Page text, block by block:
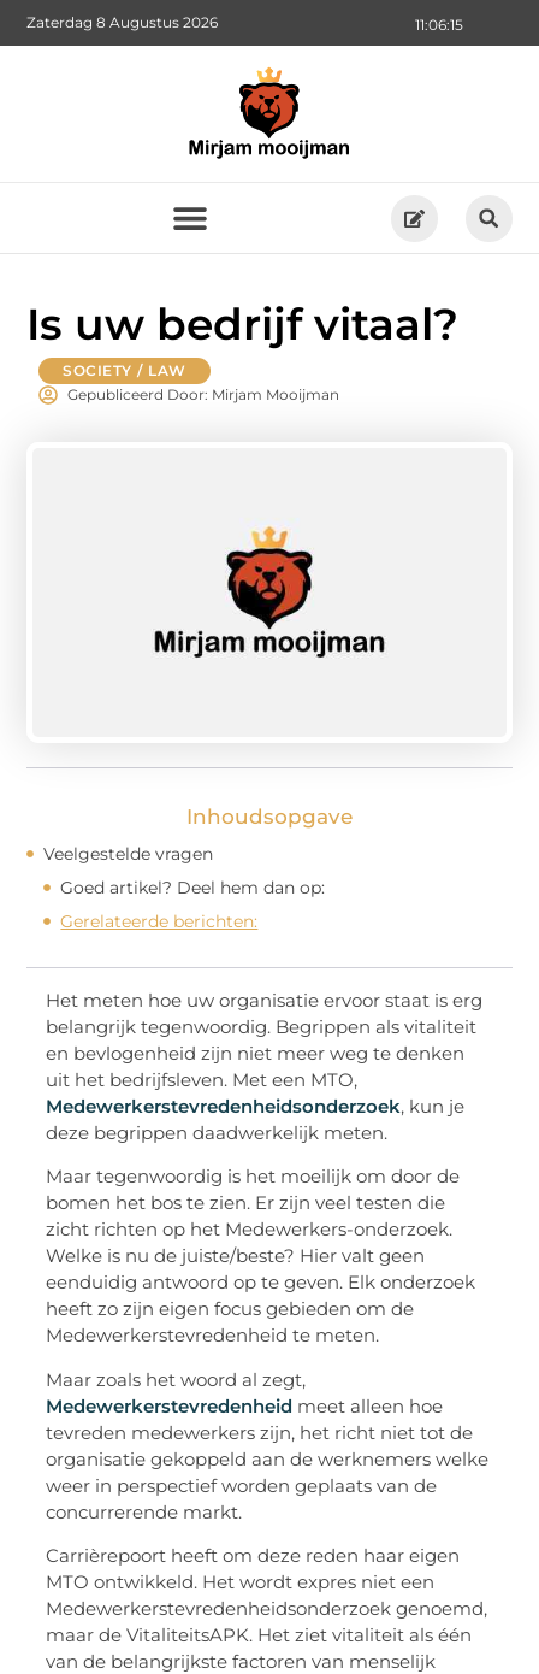
11:06:16
Zaterdag 8 Augustus 2026
Is uw bedrijf vitaal?
SOCIETY / LAW
Gepubliceerd Door: Mirjam Mooijman
Inhoudsopgave
Veelgestelde vragen
Goed artikel? Deel hem dan op:
Gerelateerde berichten:
Het meten hoe uw organisatie ervoor staat is erg
belangrijk tegenwoordig. Begrippen als vitaliteit
en bevlogenheid zijn niet meer weg te denken
uit het bedrijfsleven. Met een MTO,
Medewerkerstevredenheidsonderzoek, kun je
deze begrippen daadwerkelijk meten.
Maar tegenwoordig is het moeilijk om door de
bomen het bos te zien. Er zijn veel testen die
zicht richten op het Medewerkers-onderzoek.
Welke is nu de juiste/beste? Hier valt geen
eenduidig antwoord op te geven. Elk onderzoek
heeft zo zijn eigen focus gebieden om de
Medewerkerstevredenheid te meten.
Maar zoals het woord al zegt,
Medewerkerstevredenheid meet alleen hoe
tevreden medewerkers zijn, het richt niet tot de
organisatie gekoppeld aan de werknemers welke
weer in perspectief worden geplaats van de
concurrerende markt.
Carrièrepoort heeft om deze reden haar eigen
MTO ontwikkeld. Het wordt expres niet een
Medewerkerstevredenheidsonderzoek genoemd,
maar de VitaliteitsAPK. Het ziet vitaliteit als één
van de belangrijkste factoren van menselijk